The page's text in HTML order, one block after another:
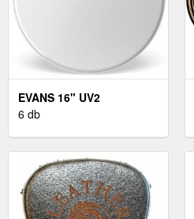
EVANS 16" UV2
6 db